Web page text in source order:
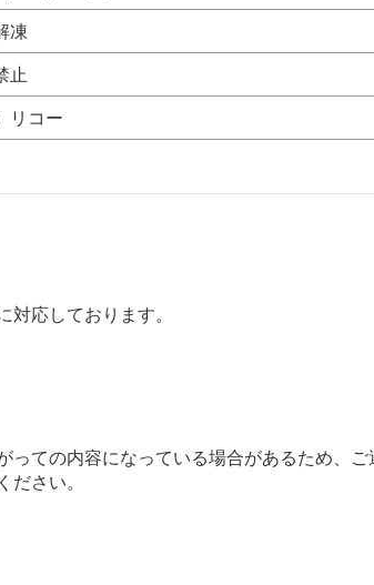
凍
止
リコー
応しております。
っての内容になっている場合があるため、
さい。